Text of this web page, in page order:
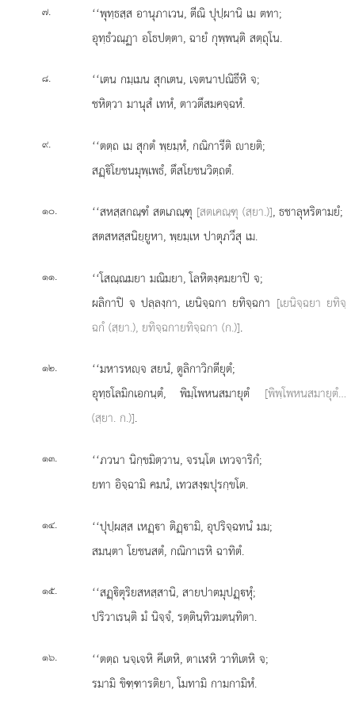
๗.
‘‘พุทฺธสฺส อานุภาเวน, ตีณิ ปุปฺผานิ เม ตทา;
อุทฺธํวณฺฏา อโธปตฺตา, ฉายํ กุพฺพนฺติ สตฺถุโน.
๘.
‘‘เตน กมฺเมน สุกเตน, เจตนาปณิธีหิ จ;
ชหิตฺวา มานุสํ เทหํ, ตาวตึสมคจฺฉหํ.
๙. ‘‘ตตฺถ เม สุกตํ พฺยมฺหํ, กณิการีติ ายติ;
สฏฺิโยชนมุพฺเพธํ, ตึสโยชนวิตฺถตํ.
๑๐. ‘‘สหสฺสกณฺฑํ สตเภณฺฑุ [สตเคณฺฑุ (สฺยา.)], ธชาลุหริตามยํ;
สตสหสฺสนิยฺยูหา, พฺยมฺเห ปาตุภวึสุ เม.
๑๑.
‘‘โสณฺณมยา มณิมยา, โลหิตงฺคมยาปิ จ;
ผลิกาปิ จ ปลฺลงฺกา, เยนิจฺฉกา ยทิจฺฉกา [เยนิจฺฉยา ยทิจฺ
ฉกํ (สฺยา.), ยทิจฺฉกายทิจฺฉกา (ก.)].
๑๒. ‘‘มหารหฺจ สยนํ, ตูลิกาวิกตียุตํ;
อุทฺธโลมิกเอกนฺตํ, พิมฺโพหนสมายุตํ [พิพฺโพหนสมายุตํ…
(สฺยา. ก.)].
๑๓.
‘‘ภวนา นิกฺขมิตฺวาน, จรนฺโต เทวจาริกํ;
ยทา อิจฺฉามิ คมนํ, เทวสงฺฆปุรกฺขโต.
๑๔.
‘‘ปุปฺผสฺส เหฏฺา ติฏฺามิ, อุปริจฺฉทนํ มม;
สมนฺตา โยชนสตํ, กณิกาเรหิ ฉาทิตํ.
๑๕.
‘‘สฏฺิตุริยสหสฺสานิ, สายปาตมุปฏฺหุํ;
ปริวาเรนฺติ มํ นิจฺจํ, รตฺตินฺทิวมตนฺทิตา.
๑๖.
‘‘ตตฺถ นจฺเจหิ คีเตหิ, ตาเฬหิ วาทิเตหิ จ;
รมามิ ขิฑฺฑารติยา, โมทามิ กามกามิหํ.